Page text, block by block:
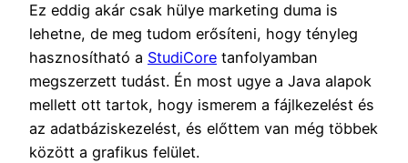
Ez eddig akár csak hülye marketing duma is
lehetne, de meg tudom erősíteni, hogy tényleg
hasznosítható a StudiCore tanfolyamban
megszerzett tudást. Én most ugye a Java alapok
mellett ott tartok, hogy ismerem a fájlkezelést és
az adatbáziskezelést, és előttem van még többek
között a grafikus felület.